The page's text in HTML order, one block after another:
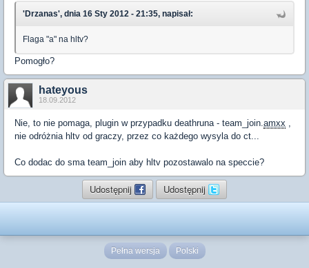
'Drzanas', dnia 16 Sty 2012 - 21:35, napisał:
Flaga "a" na hltv?
Pomogło?
hateyous
18.09.2012
Nie, to nie pomaga, plugin w przypadku deathruna - team_join.amxx ,
nie odróżnia hltv od graczy, przez co każdego wysyla do ct...
Co dodac do sma team_join aby hltv pozostawalo na speccie?
Udostępnij Udostępnij
Pełna wersja Polski